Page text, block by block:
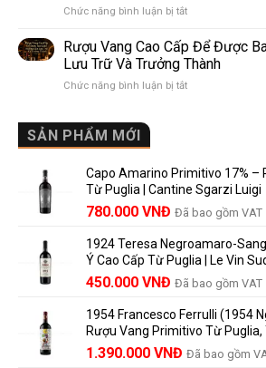
So
Dễ
Hiểu
Người
Điểm
khác
nhau
vì
lựa
chọn
đáng
Chức năng bình luận bị tắtở
en
Bouteille
au
Château
nhãn
rượu
vang
và
những
người
vang
nên
biết
Rượu Vang Cao Cấp Để Được
Lưu Trữ Và Trưởng Thành
Chức năng bình luận bị tắtở
Được
Bao
Lâu?
Dẫn
Lưu
Trữ
Và
Thành
SẢN PHẨM MỚI
Capo Amarino Primitivo 17% –
Từ Puglia | Cantine Sgarzi Luigi
Giá
là:
858.000 VNĐ.
780.000 VNĐ Giá
tại
là:
780.000 VNĐ.
Đã bao gồm VAT
1924 Teresa Negroamaro-
Ý Cao Cấp Từ Puglia | Le Vin
Giá
là:
495.000 VNĐ.
450.000 VNĐ Giá
tại
là:
450.000 VNĐ.
Đã bao gồm VAT
1954 Francesco Ferrulli (1954
Rượu Vang Primitivo Từ Puglia,
Giá
1.390.000 VNĐ Giá
Đã bao gồm